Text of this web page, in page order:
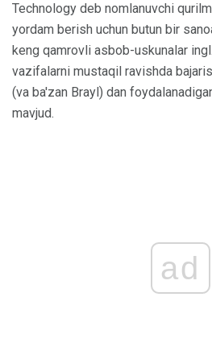
Technology deb nomlanuvchi
yordam berish uchun butun bir
keng qamrovli asbob-uskunalar
vazifalarni mustaqil ravishda
(va ba'zan Brayl) dan
mavjud.
ad